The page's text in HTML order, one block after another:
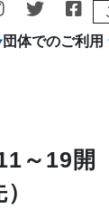
団体でのご利用
～19開